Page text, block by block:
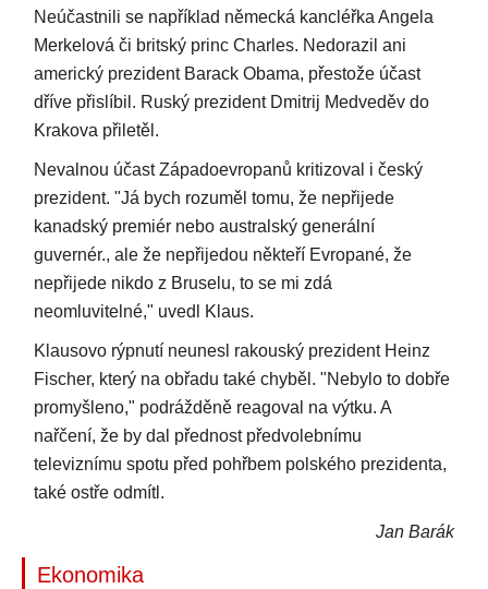
Neúčastnili se například německá kancléřka Angela
Merkelová či britský princ Charles. Nedorazil ani
americký prezident Barack Obama, přestože účast
dříve přislíbil. Ruský prezident Dmitrij Medveděv do
Krakova přiletěl.
Nevalnou účast Západoevropanů kritizoval i český
prezident. "Já bych rozuměl tomu, že nepřijede
kanadský premiér nebo australský generální
guvernér., ale že nepřijedou někteří Evropané, že
nepřijede nikdo z Bruselu, to se mi zdá
neomluvitelné," uvedl Klaus.
Klausovo rýpnutí neunesl rakouský prezident Heinz
Fischer, který na obřadu také chyběl. "Nebylo to dobře
promyšleno," podrážděně reagoval na výtku. A
nařčení, že by dal přednost předvolebnímu
televiznímu spotu před pohřbem polského prezidenta,
také ostře odmítl.
Jan Barák
Ekonomika